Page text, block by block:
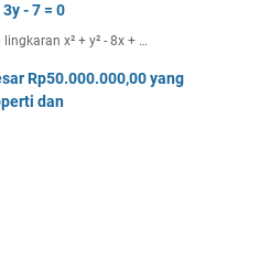
- 7 = 0
x² + y² - 8x + …
Rp50.000.000,00 yang
dan